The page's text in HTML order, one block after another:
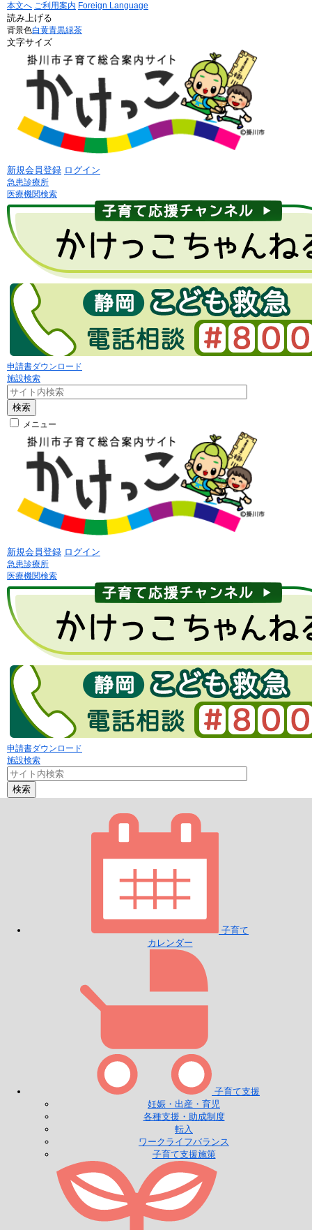
本文へ ご利用案内 Foreign Language
読み上げる
背景色白黄青黒緑茶
文字サイズ
新規会員登録 ログイン
急患診療所
医療機関検索
申請書ダウンロード
施設検索
検索
メニュー
新規会員登録 ログイン
急患診療所
医療機関検索
申請書ダウンロード
施設検索
検索
子育て
カレンダー
子育て支援
妊娠・出産・育児
各種支援・助成制度
転入
ワークライフバランス
子育て支援施策